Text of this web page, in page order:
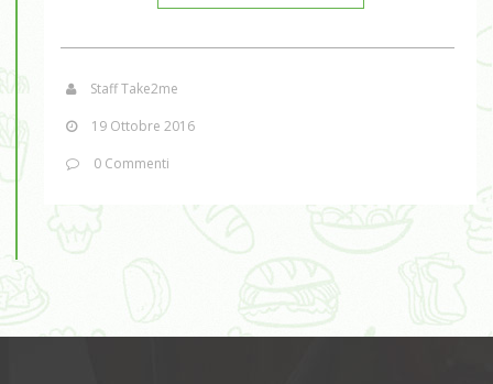
Staff Take2me
19 Ottobre 2016
0 Commenti